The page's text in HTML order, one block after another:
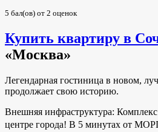
5 бал(ов) от 2 оценок
Купить квартиру в
«Москва»
Легендарная гостиница в новом,
продолжает свою историю.
Внешняя инфраструктура:
центре города! В 5 минутах от